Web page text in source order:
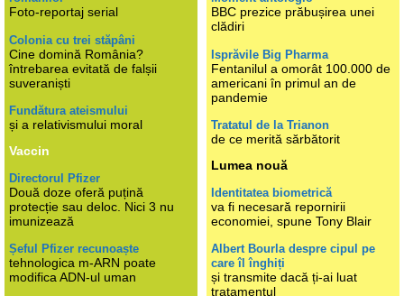
Foto-reportaj serial
Colonia cu trei stăpâni
Cine domină România?
întrebarea evitată de falșii
suveraniști
Fundătura ateismului
și a relativismului moral
Vaccin
Directorul Pfizer
Două doze oferă puțină
protecție sau deloc. Nici 3 nu
imunizează
Șeful Pfizer recunoaște
tehnologica m-ARN poate
modifica ADN-ul uman
BBC prezice prăbușirea unei
clădiri
Isprăvile Big Pharma
Fentanilul a omorât 100.000 de
americani în primul an de
pandemie
Tratatul de la Trianon
de ce merită sărbătorit
Lumea nouă
Identitatea biometrică
va fi necesară repornirii
economiei, spune Tony Blair
Albert Bourla despre cipul pe
care îl înghiți
și transmite dacă ți-ai luat
tratamentul